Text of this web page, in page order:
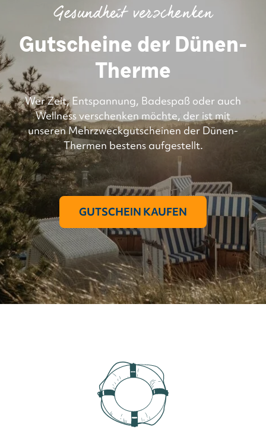
Gesundheit verschenken
Gutscheine der Dünen-
Therme
Wer Zeit, Entspannung, Badespaß oder auch
Wellness verschenken möchte, der ist mit
unseren Mehrzweckgutscheinen der Dünen-
Thermen bestens aufgestellt.
GUTSCHEIN KAUFEN